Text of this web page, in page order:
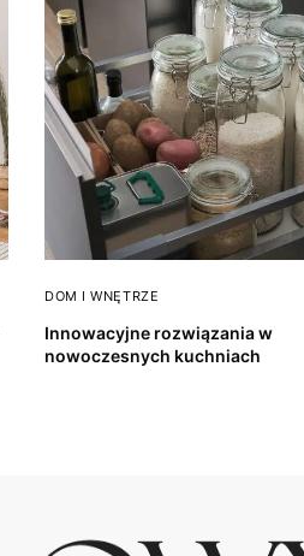
DOM I WNĘTRZE
Innowacyjne rozwiązania w
nowoczesnych kuchniach